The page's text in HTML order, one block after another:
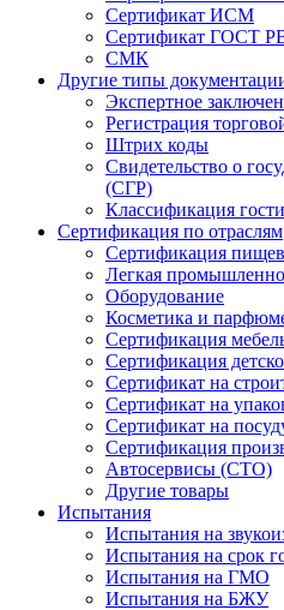
Сертификат ИСМ
Сертификат ГОСТ
СМК
Другие типы
Экспертное
Регистрация
Штрих коды
Свидетельство о
(СГР)
Классификация
Сертификация по отраслям
Сертификация
Легкая
Оборудование
Косметика и
Сертификация
Сертификация
Сертификат на
Сертификат на
Сертификат на
Сертификация
Автосервисы (СТО)
Другие товары
Испытания
Испытания на
Испытания на срок
Испытания на ГМО
Испытания на БЖУ